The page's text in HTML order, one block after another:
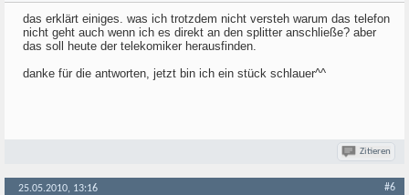
das erklärt einiges. was ich trotzdem nicht versteh warum das telefon
nicht geht auch wenn ich es direkt an den splitter anschließe? aber
das soll heute der telekomiker herausfinden.
danke für die antworten, jetzt bin ich ein stück schlauer^^
Zitieren
25.05.2010, 13:16 #6